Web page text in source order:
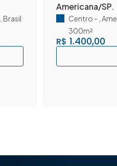
,Brasil
Americana/SP.
R$ 1.400,00
Centro
300m²